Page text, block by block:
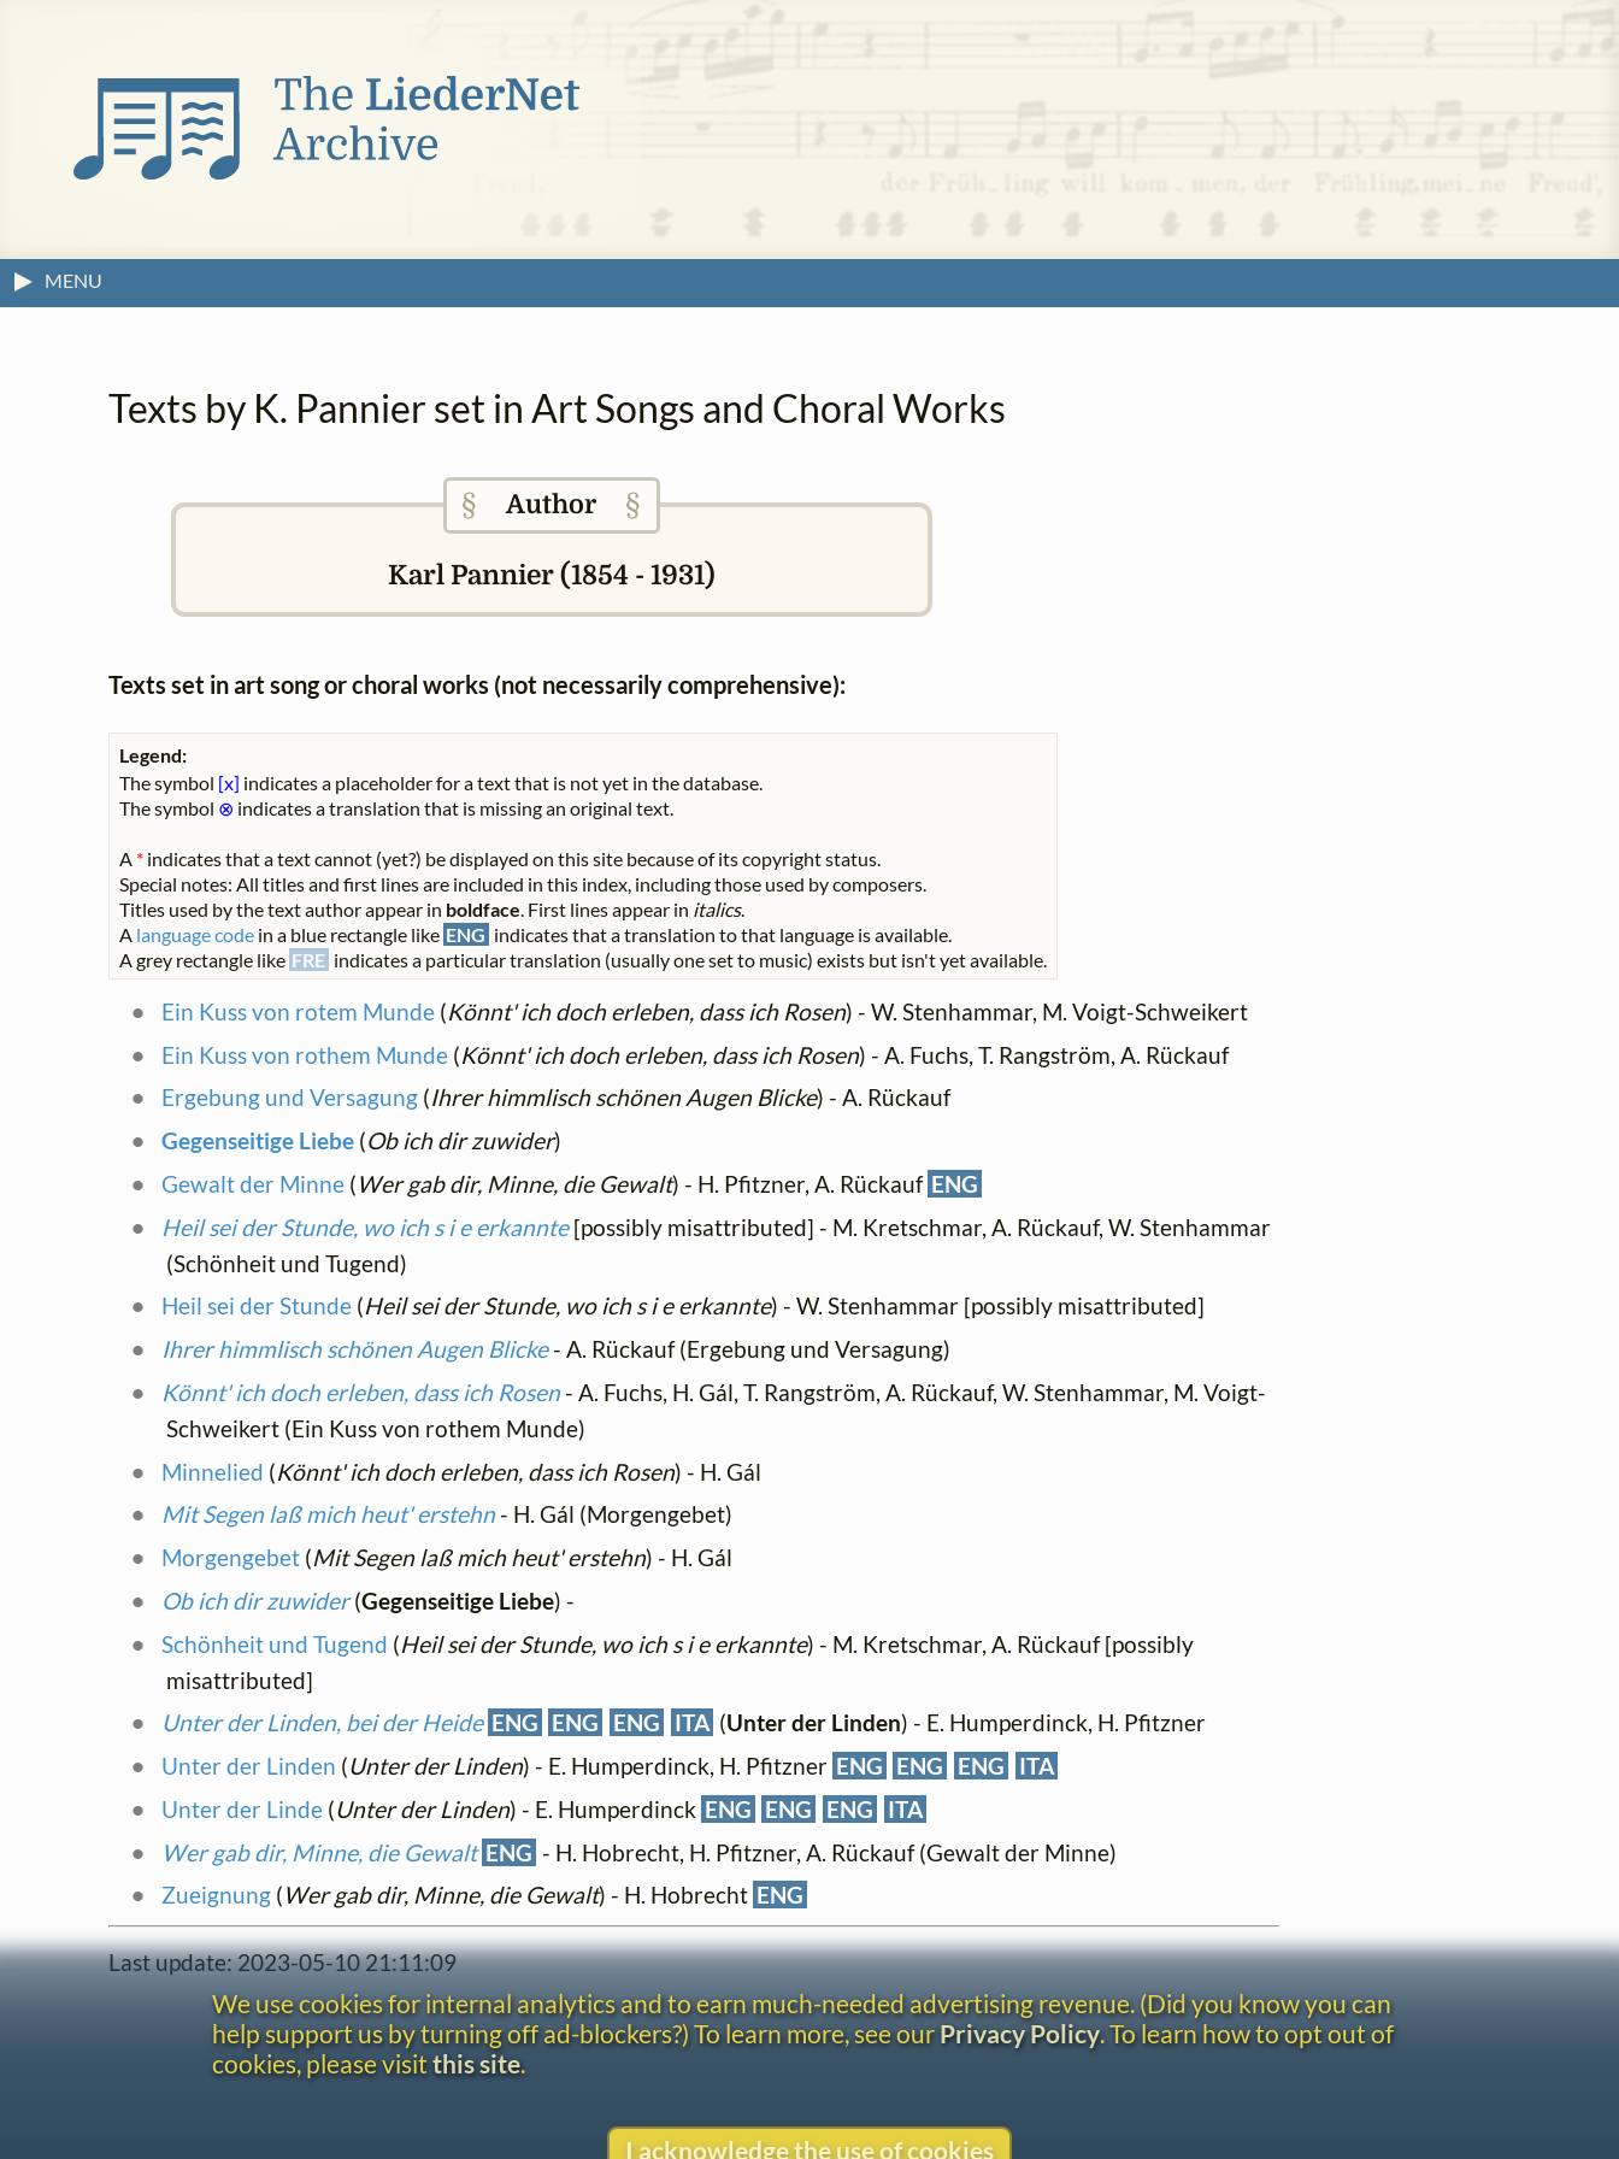
MENU
Texts by K. Pannier set in Art Songs and Choral Works
§Author §
Karl Pannier (1854 - 1931)
Texts set in art song or choral works (not necessarily comprehensive):
Legend:
The symbol [x] indicates a placeholder for a text that is not yet in the database.
The symbol ⊗ indicates a translation that is missing an original text.
A * indicates that a text cannot (yet?) be displayed on this site because of its copyright status.
Special notes: All titles and first lines are included in this index, including those used by composers.
Titles used by the text author appear in boldface. First lines appear in italics.
A language code in a blue rectangle like ENG indicates that a translation to that language is available.
A grey rectangle like FRE indicates a particular translation (usually one set to music) exists but isn't yet available.
Ein Kuss von rotem Munde(Könnt' ich doch erleben, dass ich Rosen) - W. Stenhammar, M. Voigt-Schweikert
Ein Kuss von rothem Munde(Könnt' ich doch erleben, dass ich Rosen) - A. Fuchs, T. Rangström, A. Rückauf
Ergebung und Versagung(Ihrer himmlisch schönen Augen Blicke) - A. Rückauf
Gegenseitige Liebe(Ob ich dir zuwider)
Gewalt der Minne(Wer gab dir, Minne, die Gewalt) - H. Pfitzner, A. Rückauf ENG
Heil sei der Stunde, wo ich s i e erkannte[possibly misattributed] - M. Kretschmar, A. Rückauf, W. Stenhammar
(Schönheit und Tugend)
Heil sei der Stunde(Heil sei der Stunde, wo ich s i e erkannte) - W. Stenhammar [possibly misattributed]
Ihrer himmlisch schönen Augen Blicke- A. Rückauf (Ergebung und Versagung)
Könnt' ich doch erleben, dass ich Rosen- A. Fuchs, H. Gál, T. Rangström, A. Rückauf, W. Stenhammar, M. Voigt-
Schweikert (Ein Kuss von rothem Munde)
Minnelied (Könnt' ich doch erleben, dass ich Rosen) - H. Gál
Mit Segen laß mich heut' erstehn- H. Gál (Morgengebet)
Morgengebet(Mit Segen laß mich heut' erstehn) - H. Gál
Ob ich dir zuwider(Gegenseitige Liebe) -
Schönheit und Tugend (Heil sei der Stunde, wo ich s i e erkannte) - M. Kretschmar, A. Rückauf [possibly
misattributed]
Unter der Linden, bei der Heide ENG ENG ENG ITA (Unter der Linden) - E. Humperdinck, H. Pfitzner
Unter der Linden (Unter der Linden) - E. Humperdinck, H. Pfitzner ENG ENG ENG
ITA
Unter der Linde(Unter der Linden) - E. Humperdinck ENG ENG ENG
ITA
Wer gab dir, Minne, die Gewalt ENG - H. Hobrecht, H. Pfitzner, A. Rückauf (Gewalt der Minne)
Zueignung(Wer gab dir, Minne, die Gewalt) - H. Hobrecht ENG
Last update: 2023-05-10 21:11:09
We use cookies for internal analytics and to earn much-needed advertising revenue. (Did you know you can
help support us by turning off ad-blockers?) To learn more, see ourPrivacy Policy. To learn how to opt out of
cookies, please visit this site.
I acknowledge the use of cookies